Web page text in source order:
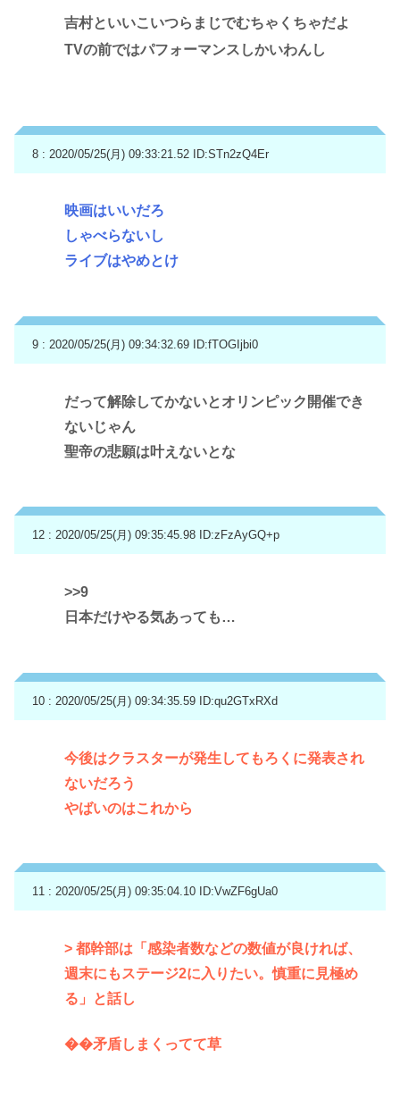
吉村といいこいつらまじでむちゃくちゃだよ
TVの前ではパフォーマンスしかいわんし
8 : 2020/05/25(月) 09:33:21.52 ID:STn2zQ4Er
映画はいいだろ
しゃべらないし
ライブはやめとけ
9 : 2020/05/25(月) 09:34:32.69 ID:fTOGIjbi0
だって解除してかないとオリンピック開催でき
ないじゃん
聖帝の悲願は叶えないとな
12 : 2020/05/25(月) 09:35:45.98 ID:zFzAyGQ+p
>>9
日本だけやる気あっても…
10 : 2020/05/25(月) 09:34:35.59 ID:qu2GTxRXd
今後はクラスターが発生してもろくに発表され
ないだろう
やばいのはこれから
11 : 2020/05/25(月) 09:35:04.10 ID:VwZF6gUa0
> 都幹部は「感染者数などの数値が良ければ、
週末にもステージ2に入りたい。慎重に見極め
る」と話し
��矛盾しまくってて草